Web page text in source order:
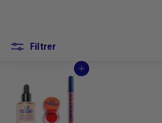
Filtrer
J'achète